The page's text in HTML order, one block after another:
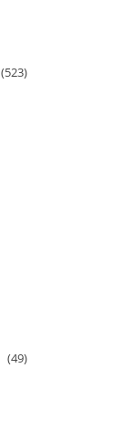
(523)
(49)